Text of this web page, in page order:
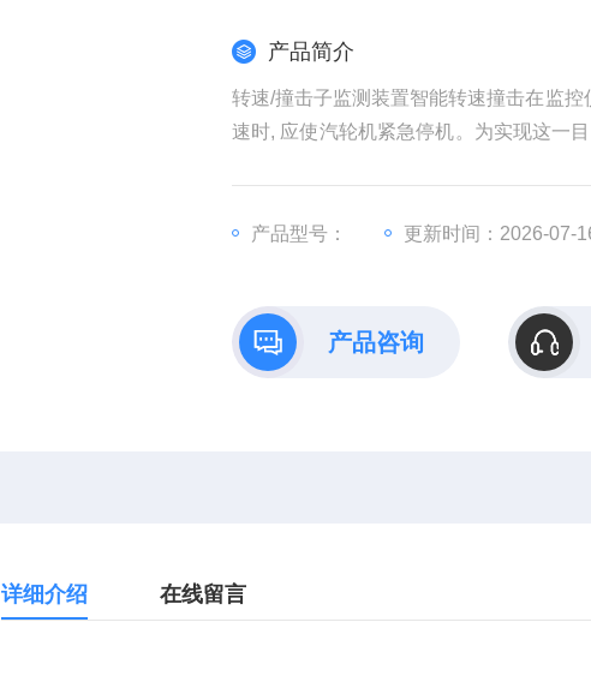
产品简介
转速/撞击子监测装置智能转速撞击在监
速时, 应使汽轮机紧急停机。为实现这一
产品型号： 更新时间：2026-07-
产品咨询
详细介绍 在线留言